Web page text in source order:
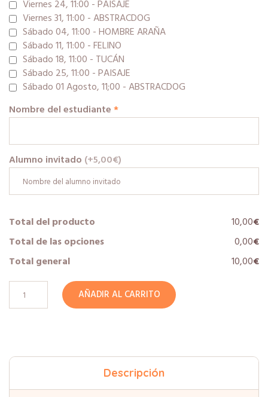
Viernes 24, 11:00 - PAISAJE
Viernes 31, 11:00 - ABSTRACDOG
Sábado 04, 11:00 - HOMBRE ARAÑA
Sábado 11, 11:00 - FELINO
Sábado 18, 11:00 - TUCÁN
Sábado 25, 11:00 - PAISAJE
Sábado 01 Agosto, 11;00 - ABSTRACDOG
Nombre del estudiante*
Alumno invitado (+5,00€)
Total del producto 10,00€
Total de las opciones
0,00€
Total general
10,00€
AÑADIR AL CARRITO
Descripción